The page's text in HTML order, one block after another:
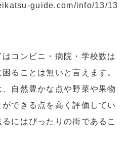
guide.com/info/13/13
コンビニ・病院・学校数は
ることは無いと言えます。
自然豊かな点や野菜や果物
できる点を高く評価してい
にはぴったりの街であるこ